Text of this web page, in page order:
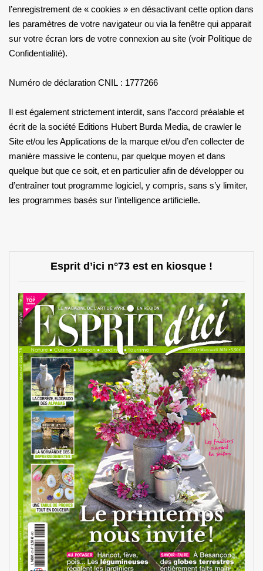
l’enregistrement de « cookies » en désactivant cette option dans
les paramètres de votre navigateur ou via la fenêtre qui apparait
sur votre écran lors de votre connexion au site (voir Politique de
Confidentialité).
Numéro de déclaration CNIL : 1777266
Il est également strictement interdit, sans l’accord préalable et
écrit de la société Editions Hubert Burda Media, de crawler le
Site et/ou les Applications de la marque et/ou d’en collecter de
manière massive le contenu, par quelque moyen et dans
quelque but que ce soit, et en particulier afin de développer ou
d’entraîner tout programme logiciel, y compris, sans s’y limiter,
les programmes basés sur l’intelligence artificielle.
Esprit d’ici n°73 est en kiosque !